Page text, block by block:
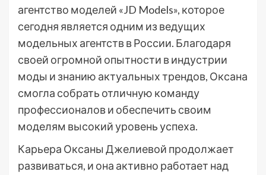
агентство моделей «JD Models», которое
сегодня является одним из ведущих
модельных агентств в России. Благодаря
своей огромной опытности в индустрии
моды и знанию актуальных трендов, Оксана
смогла собрать отличную команду
профессионалов и обеспечить своим
моделям высокий уровень успеха.
Карьера Оксаны Джелиевой продолжает
развиваться, и она активно работает над